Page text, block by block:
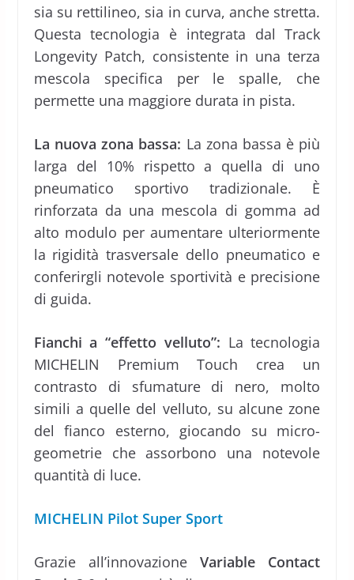
sia su rettilineo, sia in curva, anche stretta.
Questa tecnologia è integrata dal Track
Longevity Patch, consistente in una terza
mescola specifica per le spalle, che
permette una maggiore durata in pista.
La nuova zona bassa: La zona bassa è più
larga del 10% rispetto a quella di uno
pneumatico sportivo tradizionale. È
rinforzata da una mescola di gomma ad
alto modulo per aumentare ulteriormente
la rigidità trasversale dello pneumatico e
conferirgli notevole sportività e precisione
di guida.
Fianchi a “effetto velluto”: La tecnologia
MICHELIN Premium Touch crea un
contrasto di sfumature di nero, molto
simili a quelle del velluto, su alcune zone
del fianco esterno, giocando su micro-
geometrie che assorbono una notevole
quantità di luce.
MICHELIN Pilot Super Sport
Grazie all’innovazioneVariable Contact